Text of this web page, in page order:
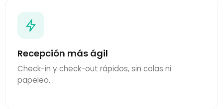
Recepción más ágil
Check-in y check-out rápidos, sin colas ni
papeleo.